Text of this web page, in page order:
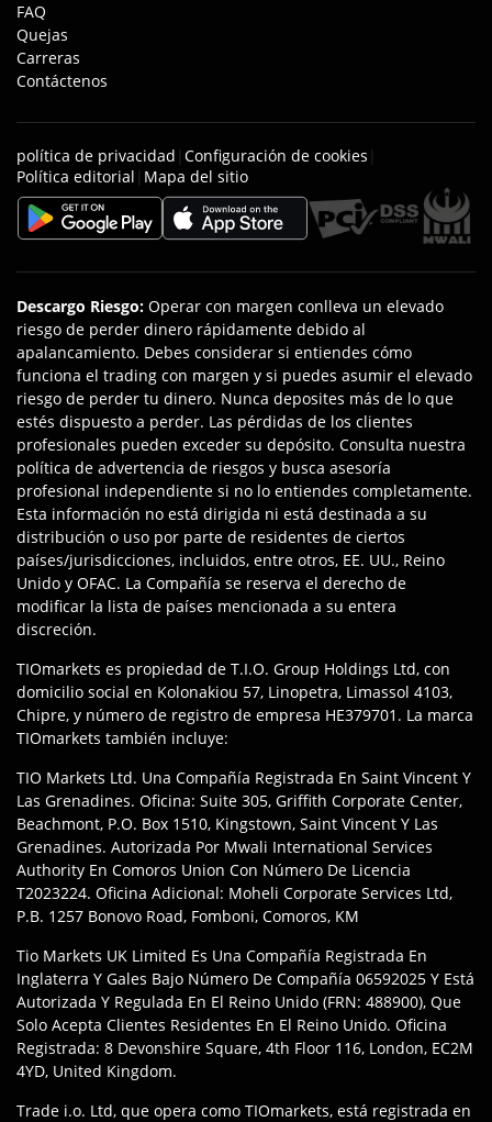
FAQ
Quejas
Carreras
Contáctenos
política de privacidad | Configuración de cookies |
Política editorial | Mapa del sitio
Descargo Riesgo: Operar con margen conlleva un elevado
riesgo de perder dinero rápidamente debido al
apalancamiento. Debes considerar si entiendes cómo
funciona el trading con margen y si puedes asumir el elevado
riesgo de perder tu dinero. Nunca deposites más de lo que
estés dispuesto a perder. Las pérdidas de los clientes
profesionales pueden exceder su depósito. Consulta nuestra
política de advertencia de riesgos y busca asesoría
profesional independiente si no lo entiendes completamente.
Esta información no está dirigida ni está destinada a su
distribución o uso por parte de residentes de ciertos
países/jurisdicciones, incluidos, entre otros, EE. UU., Reino
Unido y OFAC. La Compañía se reserva el derecho de
modificar la lista de países mencionada a su entera
discreción.
TIOmarkets es propiedad de T.I.O. Group Holdings Ltd, con
domicilio social en Kolonakiou 57, Linopetra, Limassol 4103,
Chipre, y número de registro de empresa HE379701. La marca
TIOmarkets también incluye:
TIO Markets Ltd. Una Compañía Registrada En Saint Vincent Y
Las Grenadines. Oficina: Suite 305, Griffith Corporate Center,
Beachmont, P.O. Box 1510, Kingstown, Saint Vincent Y Las
Grenadines. Autorizada Por Mwali International Services
Authority En Comoros Union Con Número De Licencia
T2023224. Oficina Adicional: Moheli Corporate Services Ltd,
P.B. 1257 Bonovo Road, Fomboni, Comoros, KM
Tio Markets UK Limited Es Una Compañía Registrada En
Inglaterra Y Gales Bajo Número De Compañía 06592025 Y Está
Autorizada Y Regulada En El Reino Unido (FRN: 488900), Que
Solo Acepta Clientes Residentes En El Reino Unido. Oficina
Registrada: 8 Devonshire Square, 4th Floor 116, London, EC2M
4YD, United Kingdom.
Trade i.o. Ltd, que opera como TIOmarkets, está registrada en